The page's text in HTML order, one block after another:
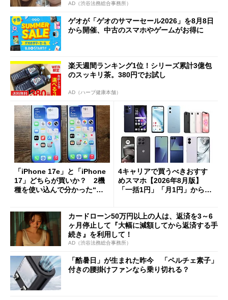
AD（渋谷法務総合事務所）
ゲオが「ゲオのサマーセール2026」を8月8日
から開催、中古のスマホやゲームがお得に
楽天週間ランキング1位！シリーズ累計3億包
のスッキリ茶。380円でお試し
AD（ハーブ健康本舗）
「iPhone 17e」と「iPhone
17」どちらが買いか？ 2機
種を使い込んで分かった“ス
4キャリアで買うべきおすす
めスマホ【2026年8月版】
「一括1円」「月1円」からお
カードローン50万円以上の人は、返済を3～6
ヶ月停止して『大幅に減額してから返済する手
続き』を利用して！
AD（渋谷法務総合事務所）
「酷暑日」が生まれた昨今 「ペルチェ素子」
付きの腰掛けファンなら乗り切れる？